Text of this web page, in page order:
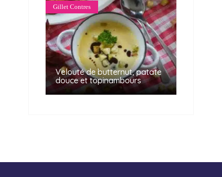
Velouté de butternut, patate
douce et topinambours
Gillet Contres